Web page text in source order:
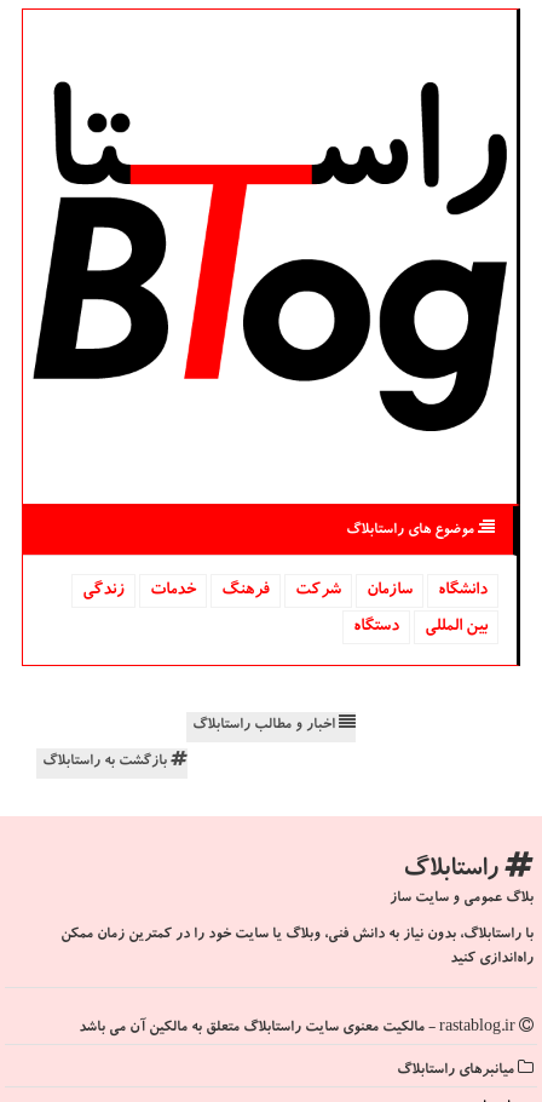
موضوع های راستابلاگ
دانشگاه‌ سازمان شركت فرهنگ خدمات
زندگی
بین المللی
دستگاه
اخبار و مطالب راستابلاگ
بازگشت به راستابلاگ
راستابلاگ
بلاگ عمومی و سایت ساز
با راستابلاگ، بدون نیاز به دانش فنی، وبلاگ یا سایت خود را در کمترین زمان ممکن
راه‌اندازی کنید
میانبرهای راستابلاگ